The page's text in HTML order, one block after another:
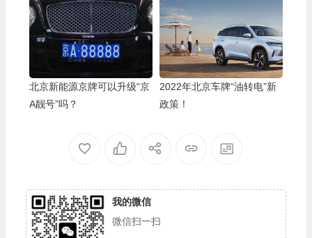
北京新能源京牌可以升级“京
A靓号”吗？
2022年北京车牌“油转电”新
政策！
我的微信
微信扫一扫